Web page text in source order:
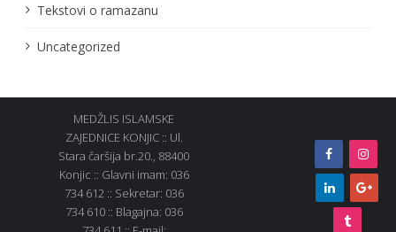
Tekstovi o ramazanu
Uncategorized
MEDŽLIS ISLAMSKE
ZAJEDNICE KONJIC :: Ul.
Stara čaršija br.20., 88400
Konjic :: Glavni imam: 036
734 612 :: Sekretar: 036
734 610 :: Blagajna: 036